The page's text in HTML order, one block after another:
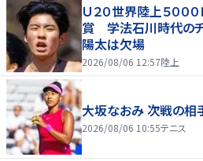
Ｕ２０世界陸上５００
賞 学法石川時代の
陽太は欠場
2026/08/06 12:57陸上
大坂なおみ 次戦の相
2026/08/06 10:55テニス